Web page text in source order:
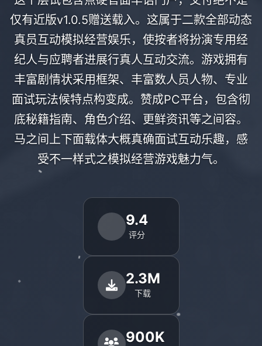
仅有近版v1.0.5赠送载入。这属于二款全部动态
真员互动模拟经营娱乐，使按者将扮演专用经
纪人与应聘者进展行真人互动交流。游戏拥有
丰富剧情状采用框架、丰富数人员人物、专业
面试玩法候特点构变成。赞成PC平台，包含彻
底秘籍指南、角色介绍、更鲜资讯等之间容。
马之间上下面载体大概真确面试互动乐趣，感
受不一样式之模拟经营游戏魅力气。
9.4
评分
2.3M
下载
900K